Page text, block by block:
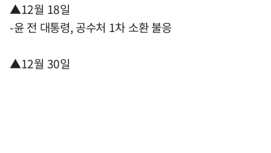
▲12월 18일
-윤 전 대통령, 공수처 1차 소환 불응
▲12월 30일